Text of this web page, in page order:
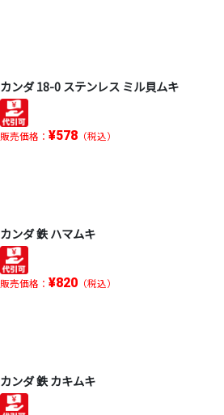
カンダ 18-0 ステンレス ミル貝ムキ
販売価格： ¥578（税込）
カンダ 鉄 ハマムキ
販売価格： ¥820（税込）
カンダ 鉄 カキムキ